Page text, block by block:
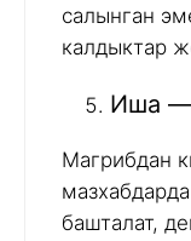
салынган
калдыктар
Иша —
Магрибдан
башталат,